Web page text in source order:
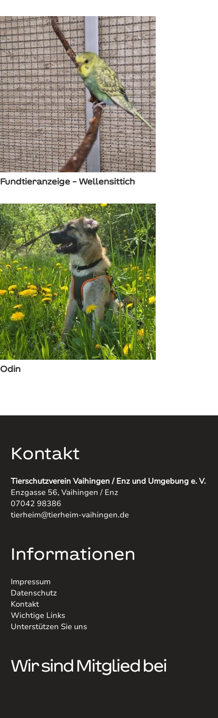
Fundtieranzeige – Wellensittich
Odin
Kontakt
Tierschutzverein Vaihingen / Enz und Umgebung e. V.
Enzgasse 56, Vaihingen / Enz
07042 98386
tierheim@tierheim-vaihingen.de
Informationen
Impressum
Datenschutz
Kontakt
Wichtige Links
Unterstützen Sie uns
Wir sind Mitglied bei